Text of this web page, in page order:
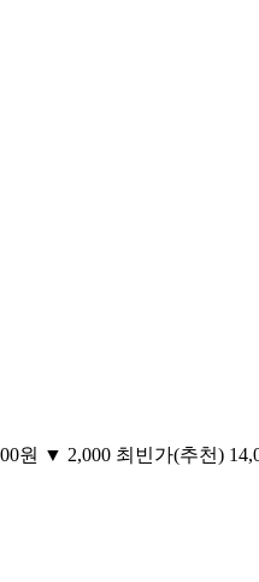
원 ▼ 2,000 최빈가(추천)